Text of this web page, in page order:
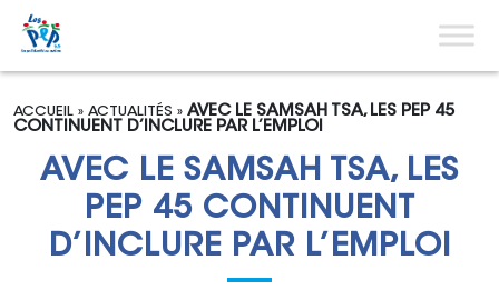
Menu
ACCUEIL » ACTUALITÉS » AVEC LE SAMSAH TSA, LES PEP 45
CONTINUENT D’INCLURE PAR L’EMPLOI
AVEC LE SAMSAH TSA, LES
PEP 45 CONTINUENT
D’INCLURE PAR L’EMPLOI